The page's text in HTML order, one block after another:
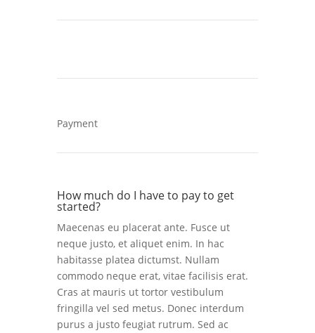
Payment
How much do I have to pay to get
started?
Maecenas eu placerat ante. Fusce ut
neque justo, et aliquet enim. In hac
habitasse platea dictumst. Nullam
commodo neque erat, vitae facilisis erat.
Cras at mauris ut tortor vestibulum
fringilla vel sed metus. Donec interdum
purus a justo feugiat rutrum. Sed ac